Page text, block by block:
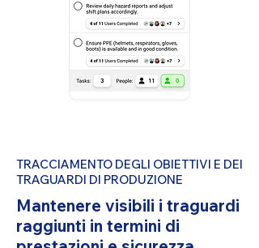
TRACCIAMENTO DEGLI OBIETTIVI E DEI
TRAGUARDI DI PRODUZIONE
Mantenere visibili i traguardi
raggiunti in termini di